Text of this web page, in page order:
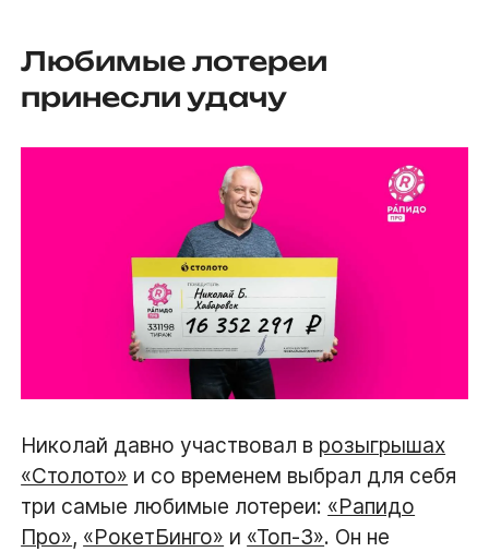
Любимые лотереи
принесли удачу
Николай давно участвовал в розыгрышах
«Столото» и со временем выбрал для себя
три самые любимые лотереи: «Рапидо
Про», «РокетБинго» и «Топ-3». Он не